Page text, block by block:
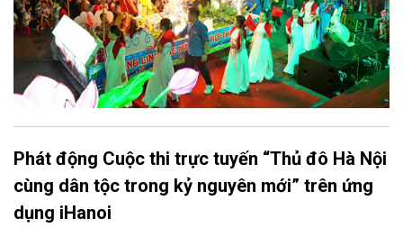
Phát động Cuộc thi trực tuyến “Thủ đô Hà Nội
cùng dân tộc trong kỷ nguyên mới” trên ứng
dụng iHanoi